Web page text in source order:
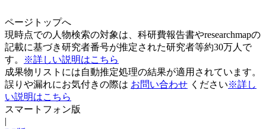
ページトップへ
現時点での人物検索の対象は、科研費報告書やresearchmapの
記載に基づき研究者番号が推定された研究者等約30万人で
す。
※詳しい説明はこちら
成果物リストには自動推定処理の結果が適用されています。
誤りや漏れにお気付きの際は お問い合わせ ください※詳し
い説明はこちら
スマートフォン版
|